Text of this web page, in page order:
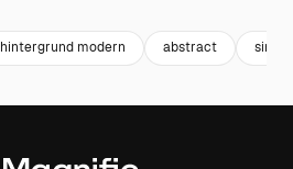
hintergrund modern abstract